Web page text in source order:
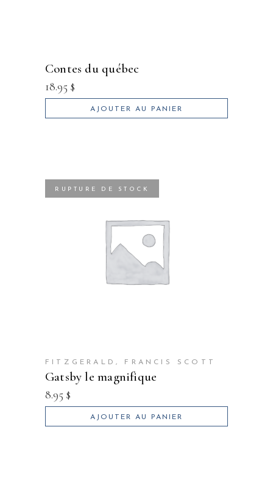
contes du québec
18.95 $
AJOUTER AU PANIER
RUPTURE DE STOCK
FITZGERALD, FRANCIS SCOTT
gatsby le magnifique
8.95 $
AJOUTER AU PANIER